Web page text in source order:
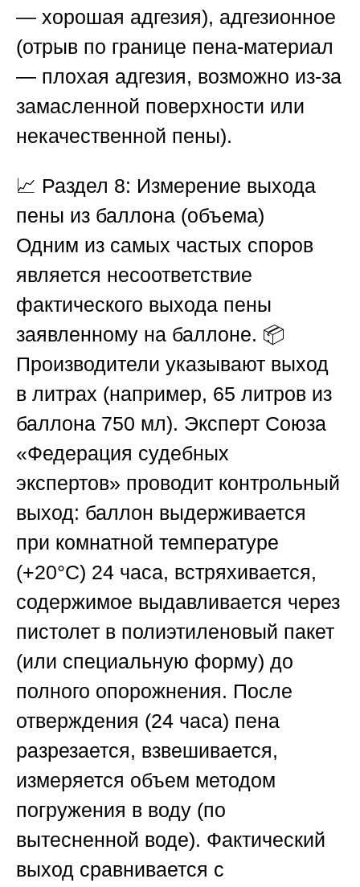
— хорошая адгезия), адгезионное
(отрыв по границе пена-материал
— плохая адгезия, возможно из-за
замасленной поверхности или
некачественной пены).
📈 Раздел 8: Измерение выхода
пены из баллона (объема)
Одним из самых частых споров
является несоответствие
фактического выхода пены
заявленному на баллоне. 📦
Производители указывают выход
в литрах (например, 65 литров из
баллона 750 мл). Эксперт Союза
«Федерация судебных
экспертов» проводит контрольный
выход: баллон выдерживается
при комнатной температуре
(+20°C) 24 часа, встряхивается,
содержимое выдавливается через
пистолет в полиэтиленовый пакет
(или специальную форму) до
полного опорожнения. После
отверждения (24 часа) пена
разрезается, взвешивается,
измеряется объем методом
погружения в воду (по
вытесненной воде). Фактический
выход сравнивается с